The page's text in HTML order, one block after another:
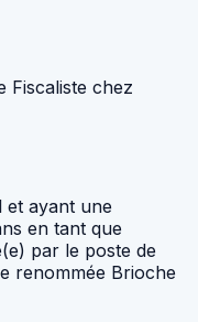
Fiscaliste chez
et ayant une
en tant que
par le poste de
renommée Brioche